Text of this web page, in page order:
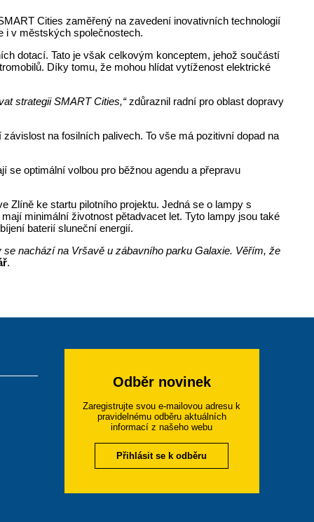
Cities zaměřený na zavedení inovativních technologií
i v městských společnostech.
dotací. Tato je však celkovým konceptem, jehož součástí
Díky tomu, že mohou hlídat vytíženost elektrické
strategii SMART Cities,“zdůraznil radní pro oblast dopravy
na fosilních palivech. To vše má pozitivní dopad na
optimální volbou pro běžnou agendu a přepravu
Zlíně ke startu pilotního projektu. Jedná se o lampy s
minimální životnost pětadvacet let. Tyto lampy jsou také
baterií sluneční energií.
nachází na Vršavě u zábavního parku Galaxie. Věřím, že
.
Odběr novinek
Zaregistrujte svou e-mailovou adresu k
pravidelnému odběru aktuálních
informací z našeho webu
Přihlásit se k odběru